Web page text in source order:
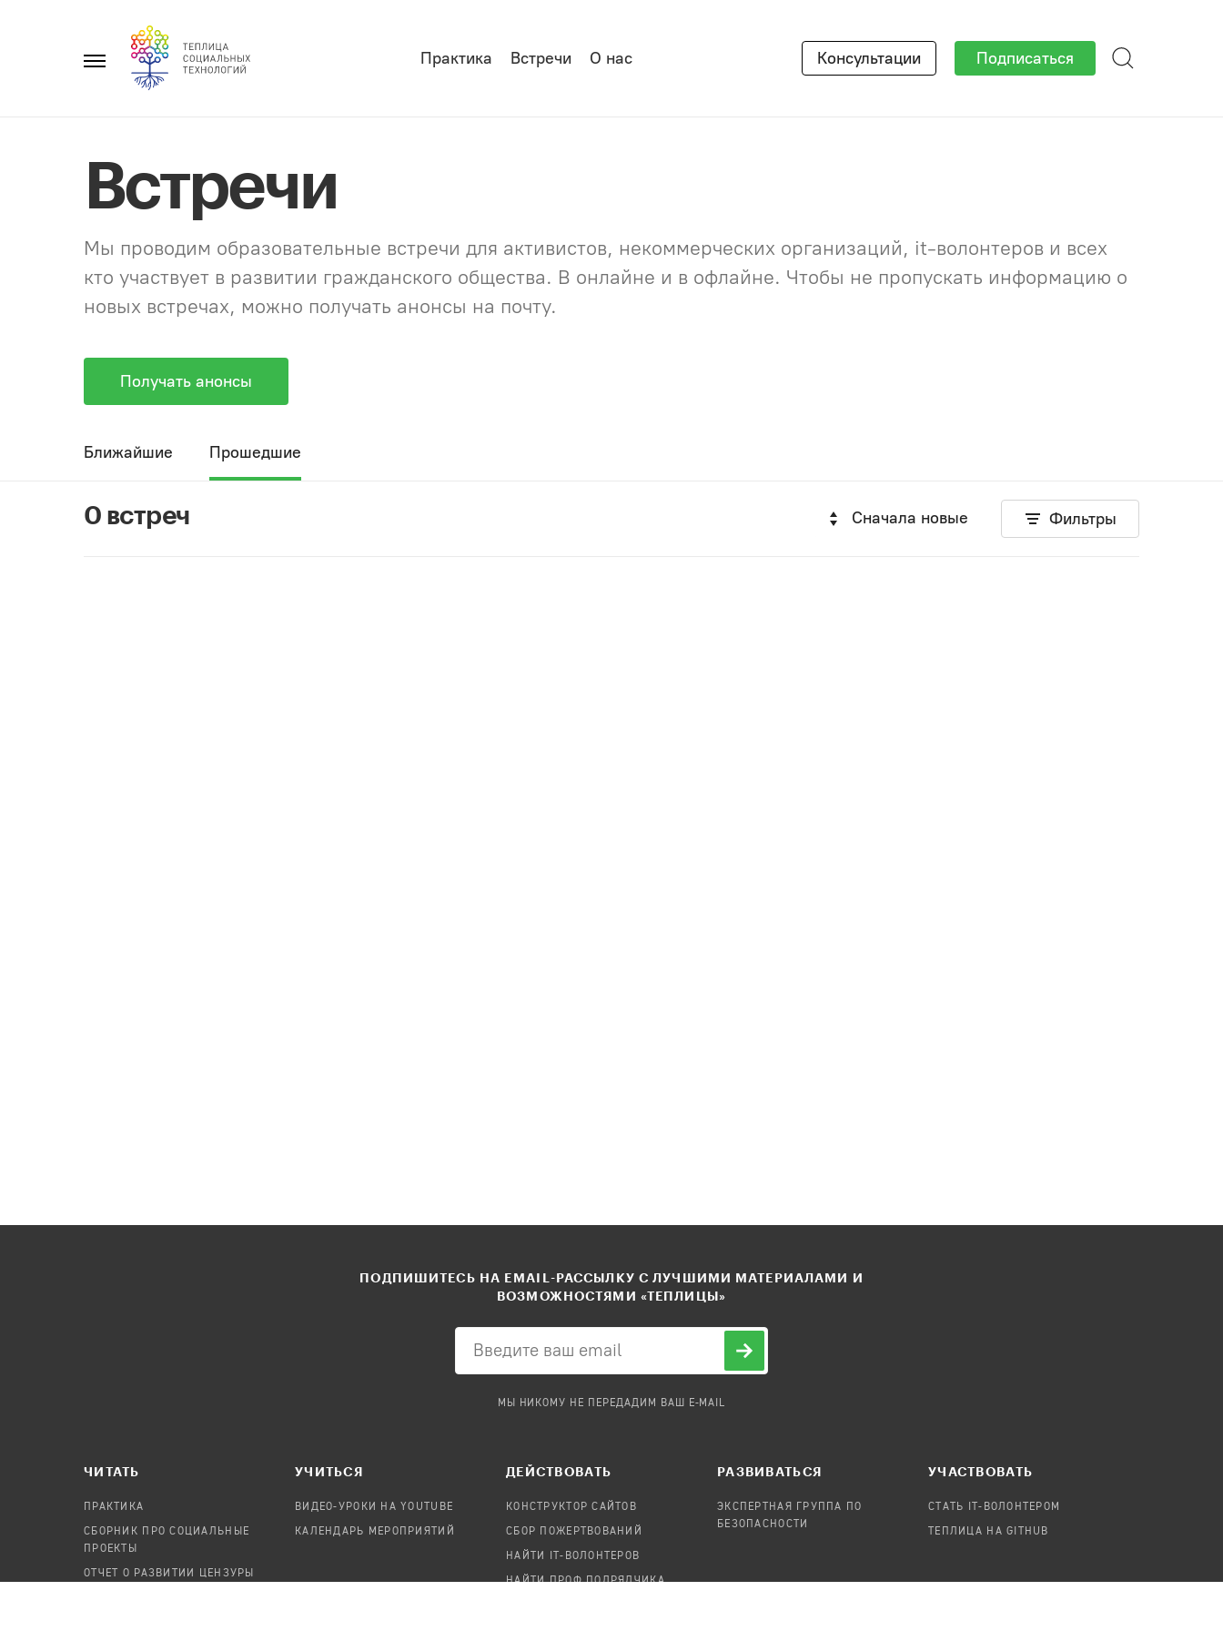
Главное
Практика Встречи О нас Консультации Подписаться
Встречи
Мы проводим образовательные встречи для активистов, некоммерческих организаций, it-волонтеров и всех
кто участвует в развитии гражданского общества. В онлайне и в офлайне. Чтобы не пропускать информацию о
новых встречах, можно получать анонсы на почту.
Получать анонсы
Ближайшие Прошедшие
0 встреч Сначала новые Фильтры
ПОДПИШИТЕСЬ НА EMAIL-РАССЫЛКУ С ЛУЧШИМИ МАТЕРИАЛАМИ И
ВОЗМОЖНОСТЯМИ «ТЕПЛИЦЫ»
МЫ НИКОМУ НЕ ПЕРЕДАДИМ ВАШ E-MAIL
ЧИТАТЬ
ПРАКТИКА
СБОРНИК ПРО СОЦИАЛЬНЫЕ
ПРОЕКТЫ
ОТЧЕТ О РАЗВИТИИ ЦЕНЗУРЫ
УЧИТЬСЯ
ВИДЕО-УРОКИ НА YOUTUBE
КАЛЕНДАРЬ МЕРОПРИЯТИЙ
ДЕЙСТВОВАТЬ
КОНСТРУКТОР САЙТОВ
СБОР ПОЖЕРТВОВАНИЙ
НАЙТИ IT-ВОЛОНТЕРОВ
НАЙТИ ПРОФ.ПОДРЯДЧИКА
РАЗВИВАТЬСЯ
ЭКСПЕРТНАЯ ГРУППА ПО
БЕЗОПАСНОСТИ
УЧАСТВОВАТЬ
СТАТЬ IT-ВОЛОНТЕРОМ
ТЕПЛИЦА НА GITHUB